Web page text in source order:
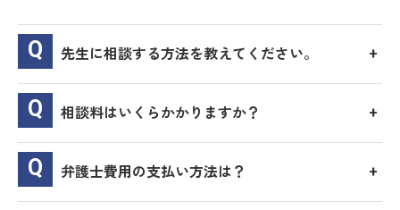
先生に相談する方法を教えてください。
相談料はいくらかかりますか？
弁護士費用の支払い方法は？